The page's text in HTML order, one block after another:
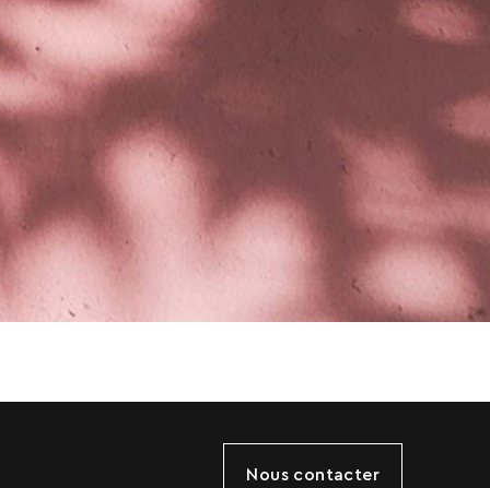
Nous contacter